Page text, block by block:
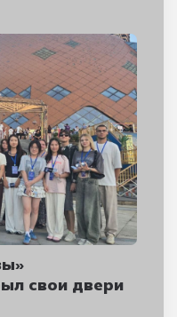
свои двери